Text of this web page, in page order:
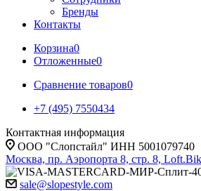
Бренды
Контакты
Корзина0
Отложенные0
Сравнение товаров0
+7 (495) 7550434
Контактная информация
ООО "Слопстайл" ИНН 5001079740
Москва, пр. Аэропорта 8, стр. 8,
sale@slopestyle.com